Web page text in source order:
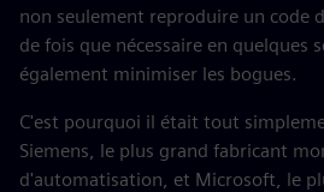
non seulement reproduire un code
de fois que nécessaire en quelques
également minimiser les bogues.
C'est pourquoi il était tout
Siemens, le plus grand fabricant
d'automatisation, et Microsoft, le